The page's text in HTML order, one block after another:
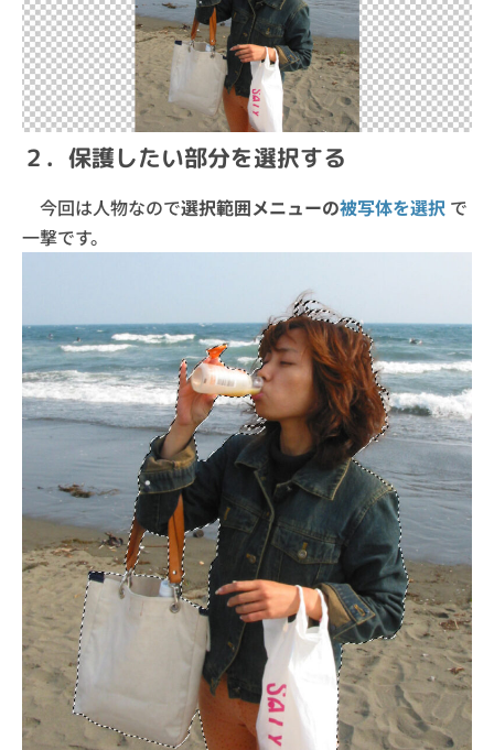
２．保護したい部分を選択する
今回は人物なので選択範囲メニューの被写体を選択 で
一撃です。